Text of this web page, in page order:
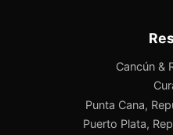
Cancún &
Punta Cana,
Puerto Plata,